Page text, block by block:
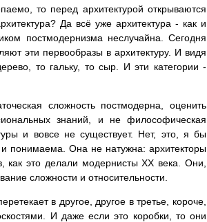
то перед архитектурой открываются
Да всё уже архитектура - как и
постмодернизма неслучайна. Сегодня
эти первообразы в архитектуру. И видя
то гальку, то сыр. И эти категории -
сложность постмодерна, оценить
знаний, и не философическая
и вовсе не существует. Нет, это, я бы
понимаема. Она не натужна: архитекторы
как это делали модернисты ХХ века. Они,
сложности и относительности.
в другое, другое в третье, короче,
И даже если это коробки, то они